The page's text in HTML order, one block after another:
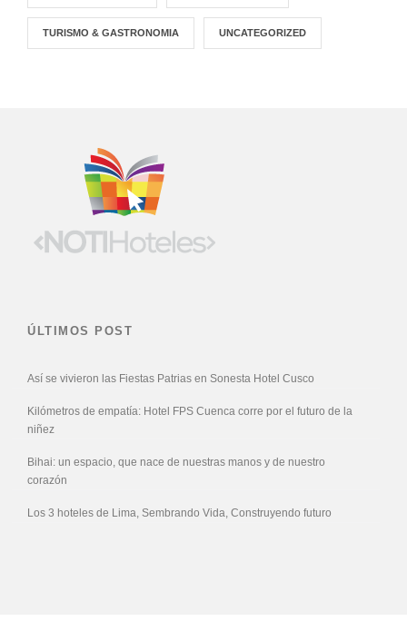
TURISMO & GASTRONOMIA UNCATEGORIZED
ÚLTIMOS POST
Así se vivieron las Fiestas Patrias en Sonesta Hotel Cusco
Kilómetros de empatía: Hotel FPS Cuenca corre por el futuro de la
niñez
Bihai: un espacio, que nace de nuestras manos y de nuestro
corazón
Los 3 hoteles de Lima, Sembrando Vida, Construyendo futuro